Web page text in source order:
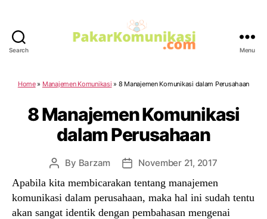
Search Menu
Home» Manajemen Komunikasi » 8 Manajemen Komunikasi dalam Perusahaan
8 Manajemen Komunikasi
dalam Perusahaan
Post
author
By Barzam
PostNovember 21, 2017
Apabila kita membicarakan tentang manajemen
komunikasi dalam perusahaan, maka hal ini sudah tentu
akan sangat identik dengan pembahasan mengenai